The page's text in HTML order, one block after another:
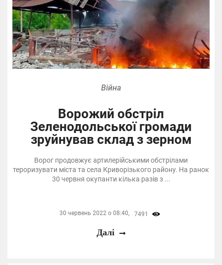
Війна
Ворожий обстріл
Зеленодольської громади
зруйнував склад з зерном
Ворог продовжує артилерійськими обстрілами
тероризувати міста та села Криворізького району. На ранок
30 червня окупанти кілька разів з ...
30 червень 2022 о 08:40, 7491
Далі